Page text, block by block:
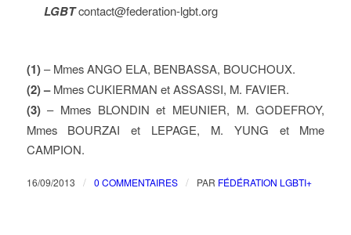
LGBTcontact@federation-lgbt.org
(1)– Mmes ANGO ELA, BENBASSA, BOUCHOUX.
(2) –Mmes CUKIERMAN et ASSASSI, M. FAVIER.
(3)– Mmes BLONDIN et MEUNIER, M. GODEFROY,
Mmes BOURZAI et LEPAGE, M. YUNG et Mme
CAMPION.
16/09/2013 / 0 COMMENTAIRES / PAR FÉDÉRATION LGBTI+